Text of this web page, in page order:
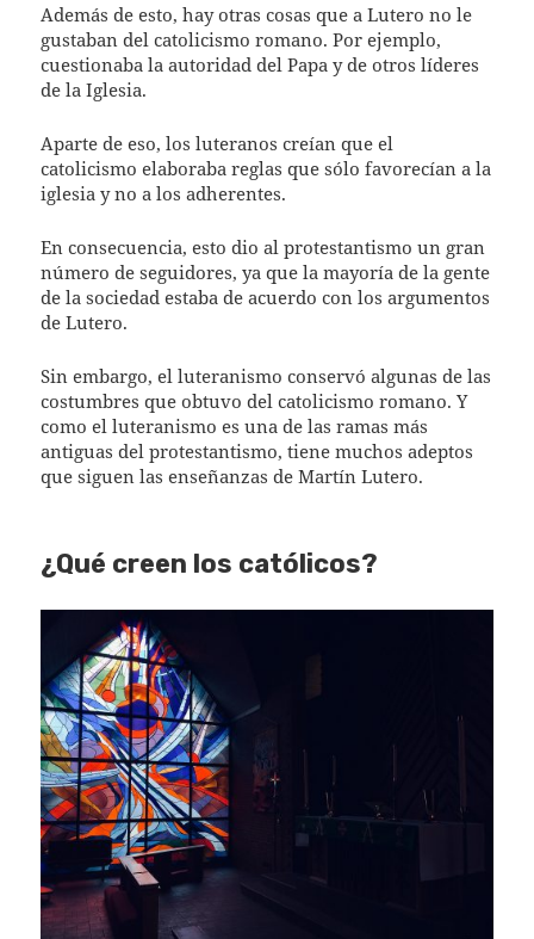
Además de esto, hay otras cosas que a Lutero no le
gustaban del catolicismo romano. Por ejemplo,
cuestionaba la autoridad del Papa y de otros líderes
de la Iglesia.
Aparte de eso, los luteranos creían que el
catolicismo elaboraba reglas que sólo favorecían a la
iglesia y no a los adherentes.
En consecuencia, esto dio al protestantismo un gran
número de seguidores, ya que la mayoría de la gente
de la sociedad estaba de acuerdo con los argumentos
de Lutero.
Sin embargo, el luteranismo conservó algunas de las
costumbres que obtuvo del catolicismo romano. Y
como el luteranismo es una de las ramas más
antiguas del protestantismo, tiene muchos adeptos
que siguen las enseñanzas de Martín Lutero.
¿Qué creen los católicos?